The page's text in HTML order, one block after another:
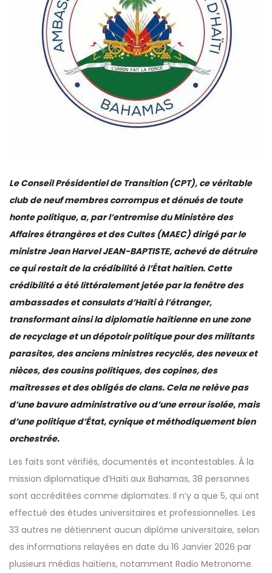
Le Conseil Présidentiel de Transition (CPT), ce véritable
club de neuf membres corrompus et dénués de toute
honte politique, a, par l’entremise du Ministère des
Affaires étrangères et des Cultes (MAEC) dirigé par le
ministre Jean Harvel JEAN-BAPTISTE, achevé de détruire
ce qui restait de la crédibilité à l’État haïtien. Cette
crédibilité a été littéralement jetée par la fenêtre des
ambassades et consulats d’Haïti à l’étranger,
transformant ainsi la diplomatie haïtienne en une zone
de recyclage et un dépotoir politique pour des militants
parasites, des anciens ministres recyclés, des neveux et
nièces, des cousins politiques, des copines, des
maîtresses et des obligés de clans. Cela ne relève pas
d’une bavure administrative ou d’une erreur isolée, mais
d’une politique d’État, cynique et méthodiquement bien
orchestrée.
Les faits sont vérifiés, documentés et incontestables. À la
mission diplomatique d’Haïti aux Bahamas, 38 personnes
sont accréditées comme diplomates. Il n’y a que 5, qui ont
effectué des études universitaires et professionnelles. Les
33 autres ne détiennent aucun diplôme universitaire, selon
des informations relayées en date du 16 Janvier 2026 par
plusieurs médias haïtiens, notamment Radio Metronome.